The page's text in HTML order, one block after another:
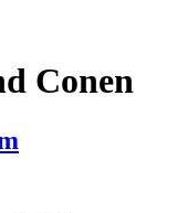
Conen